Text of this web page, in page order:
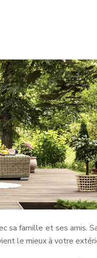
sa famille et ses amis.
le mieux à votre